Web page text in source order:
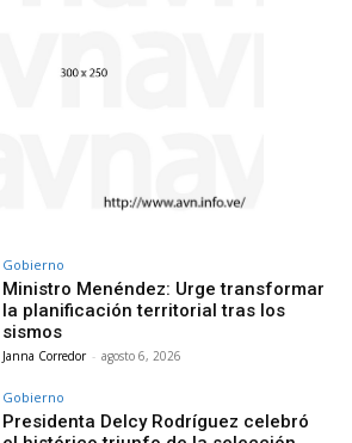
Gobierno
Ministro Menéndez: Urge transformar
la planificación territorial tras los
sismos
Janna Corredor - agosto 6, 2026
Gobierno
Presidenta Delcy Rodríguez celebró